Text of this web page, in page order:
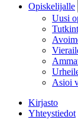
Opiskelijalle
Uusi
Asioi
Kirjasto
Yhteystiedot